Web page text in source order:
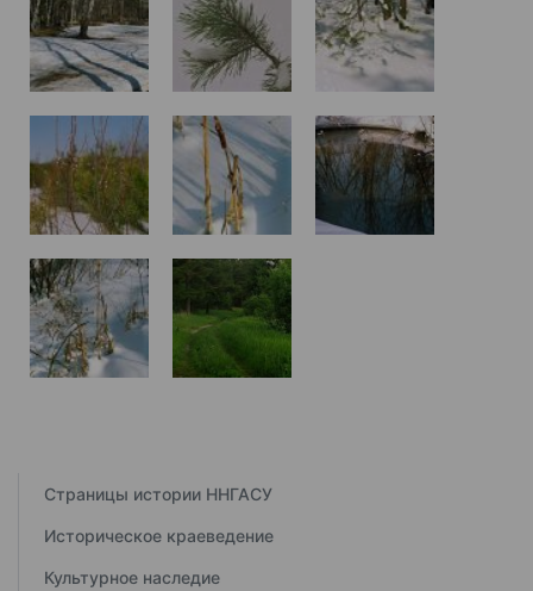
Страницы истории ННГАСУ
Историческое краеведение
Культурное наследие